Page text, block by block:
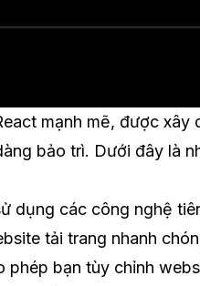
mạnh mẽ, được
bảo trì. Dưới đây là
dụng các công nghệ
tải trang nhanh
phép bạn tùy chỉnh